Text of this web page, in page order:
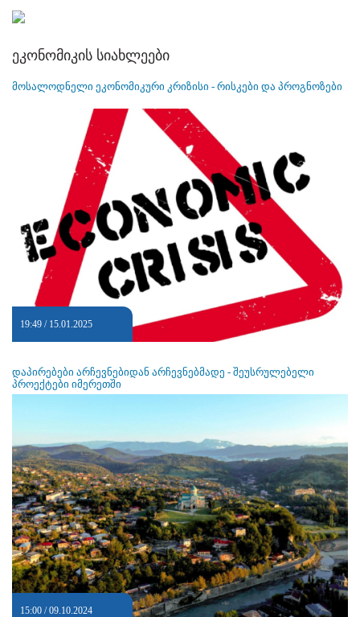
ეკონომიკის სიახლეები
მოსალოდნელი ეკონომიკური კრიზისი - რისკები და პროგნოზები
19:49 / 15.01.2025
დაპირებები არჩევნებიდან არჩევნებმადე - შეუსრულებელი
პროექტები იმერეთში
15:00 / 09.10.2024